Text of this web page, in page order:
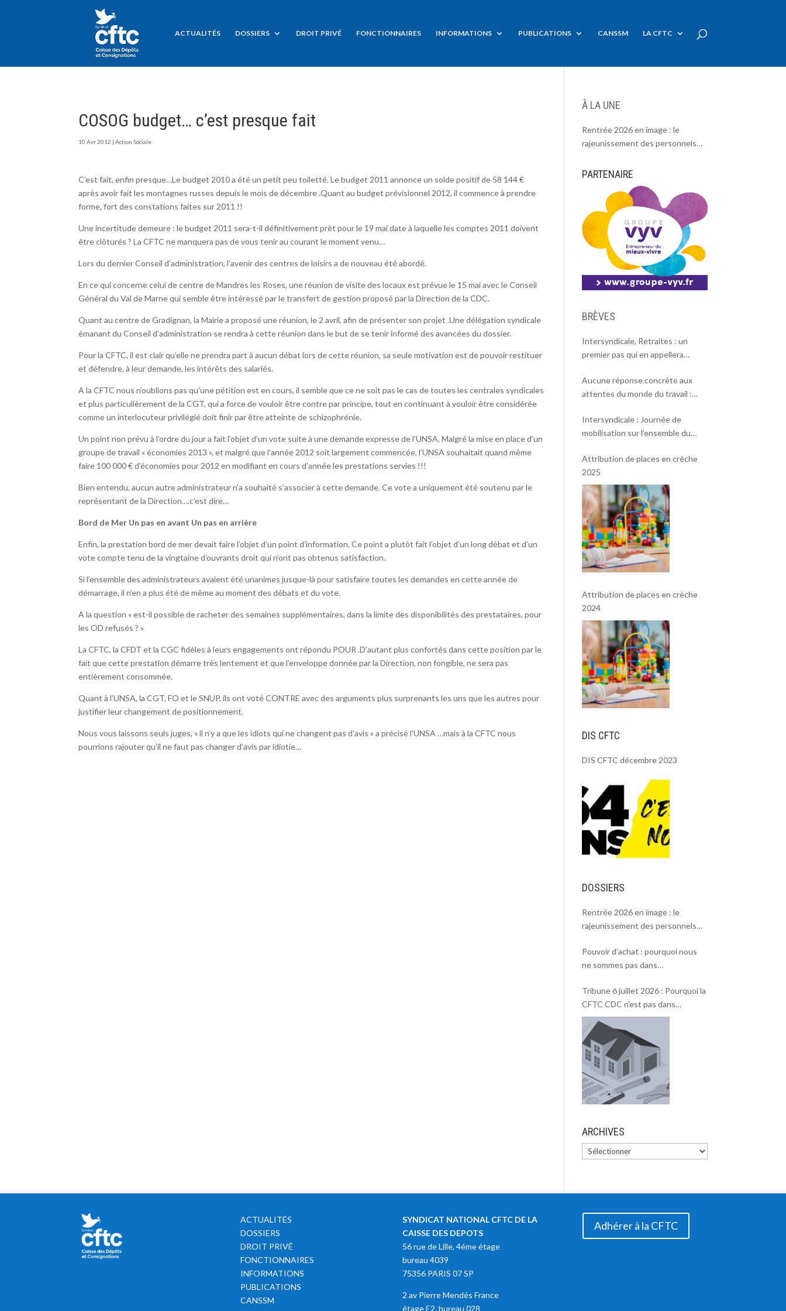
ACTUALITÉS DOSSIERS DROIT PRIVÉ FONCTIONNAIRES INFORMATIONS PUBLICATIONS CANSSM LA CFTC
COSOG budget… c’est presque fait
10 Avr 2012 |Action Sociale
C’est fait, enfin presque…Le budget 2010 a été un petit peu toiletté. Le budget 2011 annonce un solde positif de 58 144 €
après avoir fait les montagnes russes depuis le mois de décembre .Quant au budget prévisionnel 2012, il commence à prendre
forme, fort des constations faites sur 2011 !!
Une incertitude demeure : le budget 2011 sera-t-il définitivement prêt pour le 19 mai date à laquelle les comptes 2011 doivent
être clôturés ? La CFTC ne manquera pas de vous tenir au courant le moment venu…
Lors du dernier Conseil d’administration, l’avenir des centres de loisirs a de nouveau été abordé.
En ce qui concerne celui de centre de Mandres les Roses, une réunion de visite des locaux est prévue le 15 mai avec le Conseil
Général du Val de Marne qui semble être intéressé par le transfert de gestion proposé par la Direction de la CDC.
Quant au centre de Gradignan, la Mairie a proposé une réunion, le 2 avril, afin de présenter son projet .Une délégation syndicale
émanant du Conseil d’administration se rendra à cette réunion dans le but de se tenir informé des avancées du dossier.
Pour la CFTC, il est clair qu’elle ne prendra part à aucun débat lors de cette réunion, sa seule motivation est de pouvoir restituer
et défendre, à leur demande, les intérêts des salariés.
A la CFTC nous n’oublions pas qu’une pétition est en cours, il semble que ce ne soit pas le cas de toutes les centrales syndicales
et plus particulièrement de la CGT, qui a force de vouloir être contre par principe, tout en continuant à vouloir être considérée
comme un interlocuteur privilégié doit finir par être atteinte de schizophrénie.
Un point non prévu à l’ordre du jour a fait l’objet d’un vote suite à une demande expresse de l’UNSA. Malgré la mise en place d’un
groupe de travail « économies 2013 », et malgré que l’année 2012 soit largement commencée, l’UNSA souhaitait quand même
faire 100 000 € d’économies pour 2012 en modifiant en cours d’année les prestations servies !!!
Bien entendu, aucun autre administrateur n’a souhaité s’associer à cette demande. Ce vote a uniquement été soutenu par le
représentant de la Direction….c’est dire…
Bord de Mer Un pas en avant Un pas en arrière
Enfin, la prestation bord de mer devait faire l’objet d’un point d’information. Ce point a plutôt fait l’objet d’un long débat et d’un
vote compte tenu de la vingtaine d’ouvrants droit qui n’ont pas obtenus satisfaction.
Si l’ensemble des administrateurs avaient été unanimes jusque-là pour satisfaire toutes les demandes en cette année de
démarrage, il n’en a plus été de même au moment des débats et du vote.
A la question « est-il possible de racheter des semaines supplémentaires, dans la limite des disponibilités des prestataires, pour
les OD refusés ? »
La CFTC, la CFDT et la CGC fidèles à leurs engagements ont répondu POUR .D’autant plus confortés dans cette position par le
fait que cette prestation démarre très lentement et que l’enveloppe donnée par la Direction, non fongible, ne sera pas
entièrement consommée.
Quant à l’UNSA, la CGT, FO et le SNUP, ils ont voté CONTRE avec des arguments plus surprenants les uns que les autres pour
justifier leur changement de positionnement.
Nous vous laissons seuls juges, « il n’y a que les idiots qui ne changent pas d’avis » a précisé l’UNSA …mais à la CFTC nous
pourrions rajouter qu’il ne faut pas changer d’avis par idiotie…
À LA UNE
Rentrée 2026 en image : le
rajeunissement des personnels
PARTENAIRE
BRÈVES
Intersyndicale, Retraites : un
premier pas qui en appellera
Aucune réponse concrète aux
attentes du monde du travail :
mobilisation massive le 2 octobre !
Intersyndicale : Journée de
mobilisation sur l’ensemble du
Attribution de places en crèche
2025
Attribution de places en crèche
2024
DIS CFTC
DIS CFTC décembre 2023
DOSSIERS
Rentrée 2026 en image : le
rajeunissement des personnels
Pouvoir d’achat : pourquoi nous
ne sommes pas dans
Tribune 6 juillet 2026 : Pourquoi la
CFTC CDC n’est pas dans
l’intersyndicale « Pouvoir d’achat »
et Rentrée 2026 .
ARCHIVES
ACTUALITÉS
DOSSIERS
DROIT PRIVÉ
FONCTIONNAIRES
INFORMATIONS
PUBLICATIONS
CANSSM
SYNDICAT NATIONAL CFTC DE LA
CAISSE DES DEPOTS
56 rue de Lille, 4éme étage
bureau 4039
75356 PARIS 07 SP
2 av Pierre Mendés France
étage E2, bureau 028
Adhérer à la CFTC